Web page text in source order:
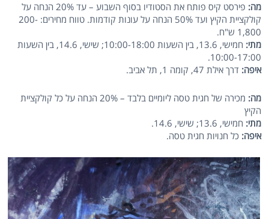
מה:
פירסט קיס פותח את הסטודיו בסוף השבוע – עד 20% הנחה על
קולקציית הקיץ ועד 50% הנחה על עונות קודמות. טווח מחירים: 200-
1,800 ש"ח.
מתי:
חמישי, 13.6, בין השעות 10:00-18:00; שישי, 14.6, בין השעות
10:00-17:00.
איפה: דרך אילת 47, קומה 1, תל אביב.
מה:
מכירה של חגית טסה ליומיים בלבד – 20% הנחה על כל קולקציית
הקיץ
מתי: חמישי, 13.6; שישי, 14.6.
איפה:כל חנויות חגית טסה.